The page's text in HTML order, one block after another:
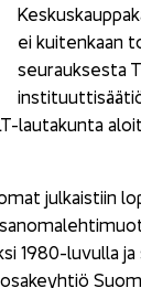
ei kui­ten­kaan
seu­rauk­ses­ta
​lautakunta
jul­kais­tiin
1980-​luvulla